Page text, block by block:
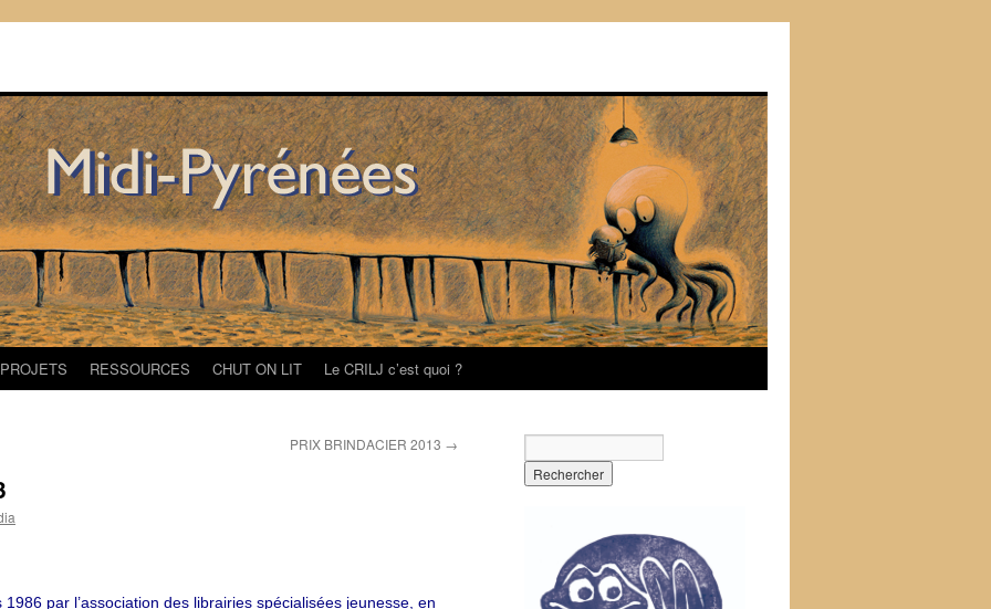
RESSOURCES CHUT ON LIT Le CRILJ c’est quoi ?
PRIX BRINDACIER 2013 →
par l’association des librairies spécialisées jeunesse, en